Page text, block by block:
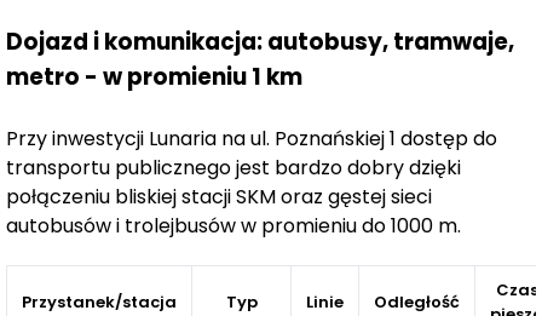
W inwestycji Lunaria dostępna jest takżemożliwość
łączenia mieszkań,co pozwala na stworzenie większej
Takie rozwiązanie sprawdzi się zarówno w przypadku
osób szukających przestronnych lokali, jak i
inwestorów, którzy planują wykorzystać nieruchomość
jako apartament typu second home – idealny do
Dojazd i komunikacja: autobusy, tramwaje,
metro - w promieniu 1 km
Przy inwestycji Lunaria na ul. Poznańskiej 1 dostęp do
transportu publicznego jest bardzo dobry dzięki
połączeniu bliskiej stacji SKM oraz gęstej sieci
autobusów i trolejbusów w promieniu do 1000 m.
Przystanek/stacja Typ Linie Odległość
Czas